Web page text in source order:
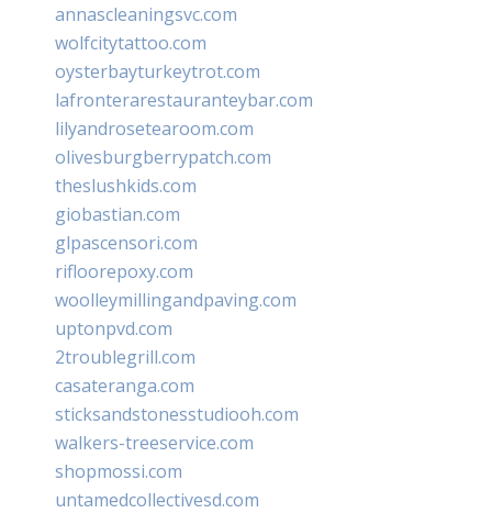
annascleaningsvc.com
wolfcitytattoo.com
oysterbayturkeytrot.com
lafronterarestauranteybar.com
lilyandrosetearoom.com
olivesburgberrypatch.com
theslushkids.com
giobastian.com
glpascensori.com
rifloorepoxy.com
woolleymillingandpaving.com
uptonpvd.com
2troublegrill.com
casateranga.com
sticksandstonesstudiooh.com
walkers-treeservice.com
shopmossi.com
untamedcollectivesd.com